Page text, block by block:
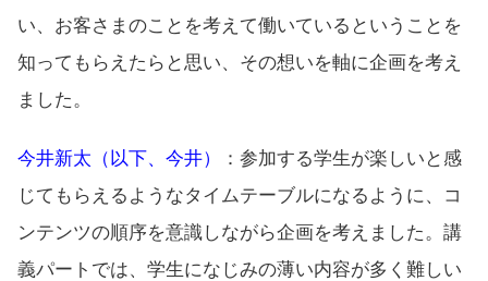
い、お客さまのことを考えて働いているということを
知ってもらえたらと思い、その想いを軸に企画を考え
ました。
今井新太（以下、今井）
：参加する学生が楽しいと感
じてもらえるようなタイムテーブルになるように、コ
ンテンツの順序を意識しながら企画を考えました。講
義パートでは、学生になじみの薄い内容が多く難しい